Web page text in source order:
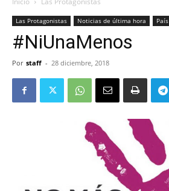
Las Protagonistas Noticias de última hora País
#NiUnaMenos
Por staff - 28 diciembre, 2018